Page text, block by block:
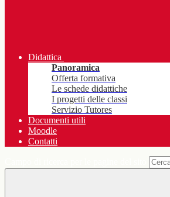
Didattica
Panoramica
Offerta formativa
Le schede didattiche
I progetti delle classi
Servizio Tutores
Documenti utili
Moodle
Contatti